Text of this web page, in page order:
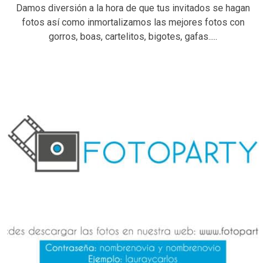
Damos diversión a la hora de que tus invitados se hagan
fotos así como inmortalizamos las mejores fotos con
gorros, boas, cartelitos, bigotes, gafas.....